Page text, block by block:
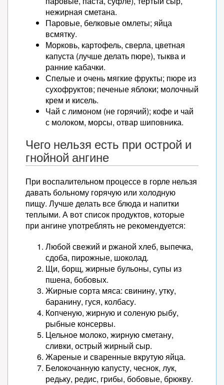
нежирная сметана.
Паровые, белковые омлеты; яйца
всмятку.
Морковь, картофель, сверла, цветная
капуста (лучше делать пюре), тыква и
ранние кабачки.
Спелые и очень мягкие фрукты; пюре из
сухофруктов; печеные яблоки; молочный
крем и кисель.
Чай с лимоном (не горячий); кофе и чай
с молоком, морсы, отвар шиповника.
Чего нельзя есть при острой и
гнойной ангине
При воспалительном процессе в горле нельзя
давать больному горячую или холодную
пищу. Лучше делать все блюда и напитки
теплыми. А вот список продуктов, которые
при ангине употреблять не рекомендуется:
Любой свежий и ржаной хлеб, выпечка,
сдоба, пирожные, шоколад.
Щи, борщ, жирные бульоны, супы из
пшена, бобовых.
Жирные сорта мяса: свинину, утку,
баранину, гуся, колбасу.
Копченую, жирную и соленую рыбу,
рыбные консервы.
Цельное молоко, жирную сметану,
сливки, острый жирный сыр.
Жареные и сваренные вкрутую яйца.
Белокочанную капусту, чеснок, лук,
редьку, редис, грибы, бобовые, брюкву.